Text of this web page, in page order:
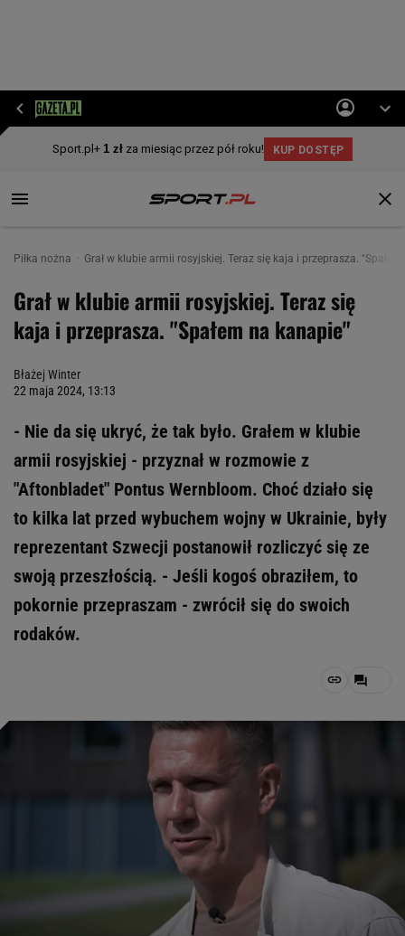
Piłka nożna Grał w klubie armii rosyjskiej. Teraz się kaja i przeprasza.
Grał w klubie armii rosyjskiej. Teraz się
kaja i przeprasza. "Spałem na kanapie"
Błażej Winter
22 maja 2024, 13:13
- Nie da się ukryć, że tak było. Grałem w klubie
armii rosyjskiej - przyznał w rozmowie z
"Aftonbladet" Pontus Wernbloom. Choć działo się
to kilka lat przed wybuchem wojny w Ukrainie, były
reprezentant Szwecji postanowił rozliczyć się ze
swoją przeszłością. - Jeśli kogoś obraziłem, to
pokornie przepraszam - zwrócił się do swoich
rodaków.